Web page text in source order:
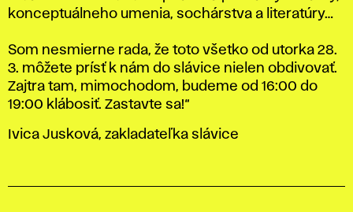
konceptuálneho umenia, sochárstva a literatúry…
Som nesmierne rada, že toto všetko od utorka 28.
3. môžete prísť k nám do slávice nielen obdivovať.
Zajtra tam, mimochodom, budeme od 16:00 do
19:00 klábosiť. Zastavte sa!“
Ivica Jusková, zakladateľka slávice